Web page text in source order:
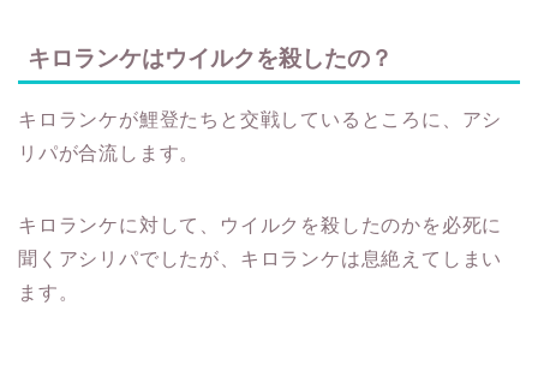
キロランケはウイルクを殺したの？
キロランケが鯉登たちと交戦しているところに、アシ
リパが合流します。
キロランケに対して、ウイルクを殺したのかを必死に
聞くアシリパでしたが、キロランケは息絶えてしまい
ます。